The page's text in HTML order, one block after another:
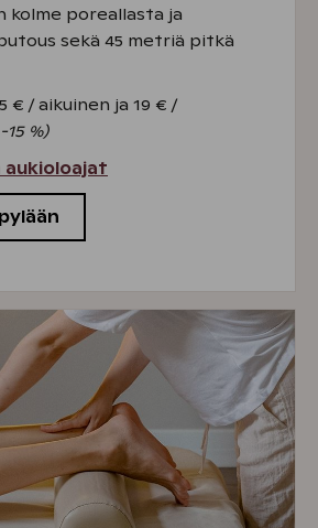
kolme poreallasta ja
sekä 45 metriä pitkä
€ / aikuinen ja 19 € /
%)
aukioloajat